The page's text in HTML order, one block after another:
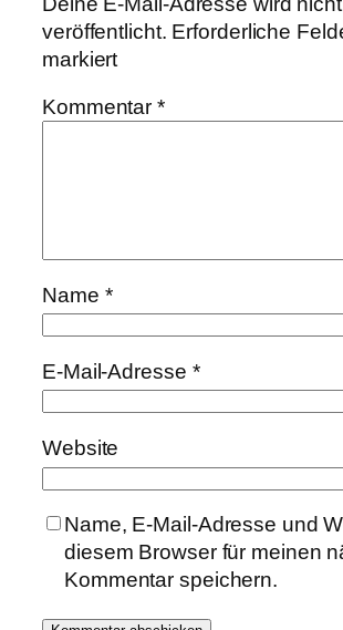
veröffentlicht. Erforderliche
markiert
Kommentar*
Name *
E-Mail-Adresse *
Website
Name, E-Mail-Adresse und
diesem Browser für meinen
Kommentar speichern.